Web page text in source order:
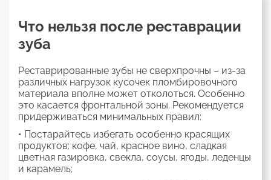
Что нельзя после реставрации
зуба
Реставрированные зубы не сверхпрочны – из-за
различных нагрузок кусочек пломбировочного
материала вполне может отколоться. Особенно
это касается фронтальной зоны. Рекомендуется
придерживаться минимальных правил:
• Постарайтесь избегать особенно красящих
продуктов: кофе, чай, красное вино, сладкая
цветная газировка, свекла, соусы, ягоды, леденцы
и карамель;